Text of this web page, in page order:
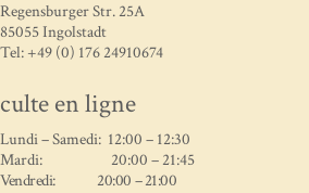
Regensburger Str. 25A
85055 Ingolstadt
Tel: +49 (0) 176 24910674
culte en ligne
Lundi – Samedi: 12:00 – 12:30
Mardi: 20:00 – 21:45
Vendredi: 20:00 – 21:00